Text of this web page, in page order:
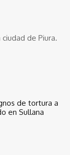
de Piura.
de tortura a
en Sullana